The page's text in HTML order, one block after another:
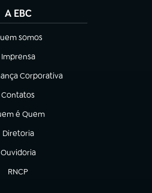
A EBC
somos
em nova aba)
Imprensa
(abre em nova aba)
Corporativa
nova aba)
Contatos
(abre em nova aba)
é Quem
em nova aba)
Diretoria
(abre em nova aba)
Ouvidoria
(abre em nova aba)
RNCP
(abre em nova aba)